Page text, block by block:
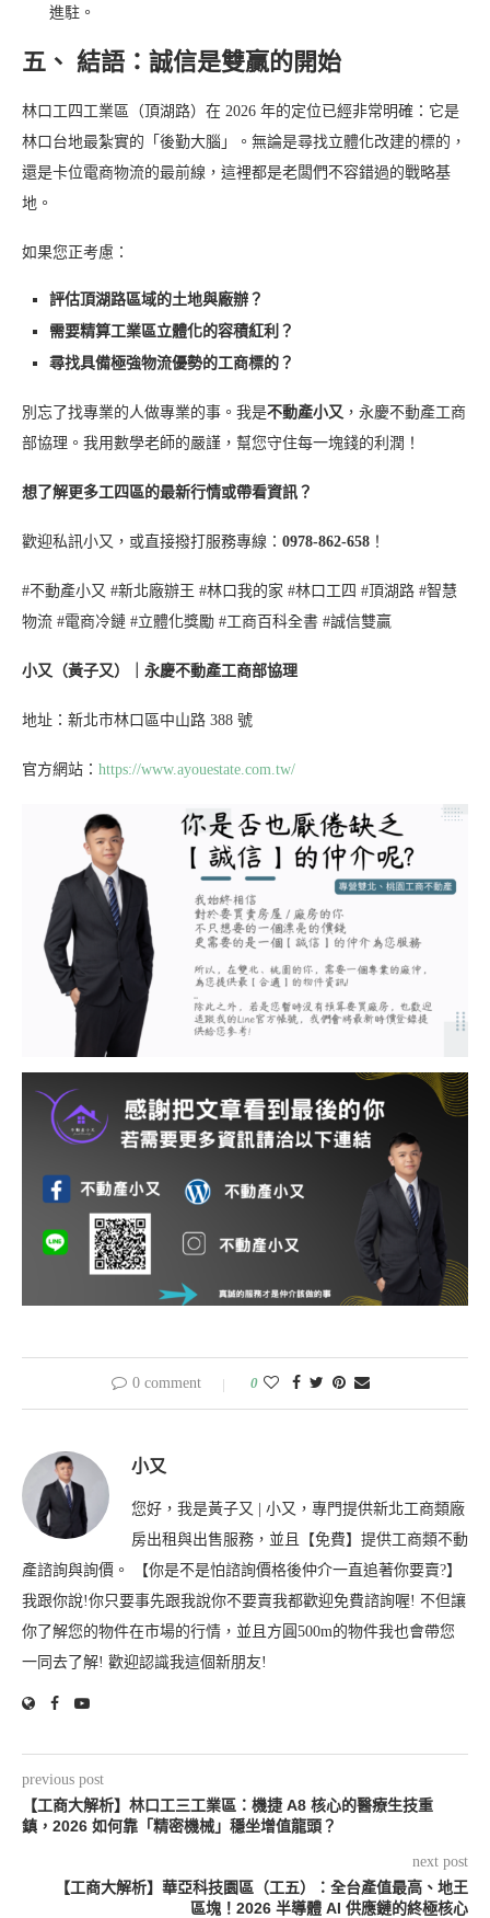
進駐。
五、 結語：誠信是雙贏的開始
林口工四工業區（頂湖路）在 2026 年的定位已經非常明確：它是
林口台地最紮實的「後勤大腦」。無論是尋找立體化改建的標的，
還是卡位電商物流的最前線，這裡都是老闆們不容錯過的戰略基
地。
如果您正考慮：
評估頂湖路區域的土地與廠辦？
需要精算工業區立體化的容積紅利？
尋找具備極強物流優勢的工商標的？
別忘了找專業的人做專業的事。我是不動產小又 ，永慶不動產工商
部協理。我用數學老師的嚴謹，幫您守住每一塊錢的利潤！
想了解更多工四區的最新行情或帶看資訊？
歡迎私訊小又，或直接撥打服務專線： 0978-862-658 ！
#不動產小又 #新北廠辦王 #林口我的家 #林口工四 #頂湖路 #智慧
物流 #電商冷鏈 #立體化獎勵 #工商百科全書 #誠信雙贏
小又（黃子又）｜永慶不動產工商部協理
地址：新北市林口區中山路 388 號
官方網站： https://www.ayouestate.com.tw/
0 comment 0
小又
您好，我是黃子又 | 小又，專門提供新北工商類廠
房出租與出售服務，並且【免費】提供工商類不動
產諮詢與詢價。 【你是不是怕諮詢價格後仲介一直追著你要賣?】
我跟你說!你只要事先跟我說你不要賣我都歡迎免費諮詢喔! 不但讓
你了解您的物件在市場的行情，並且方圓500m的物件我也會帶您
一同去了解! 歡迎認識我這個新朋友!
previous post
【工商大解析】林口工三工業區：機捷 A8 核心的醫療生技重
鎮，2026 如何靠「精密機械」穩坐增值龍頭？
next post
【工商大解析】華亞科技園區（工五）：全台產值最高、地王
區塊！2026 半導體 AI 供應鏈的終極核心